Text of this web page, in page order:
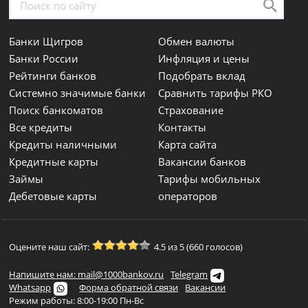
Банки Щигров
Банки России
Рейтинги банков
Системно значимые банки
Поиск банкоматов
Все кредиты
Кредиты наличными
Кредитные карты
Займы
Дебетовые карты
Обмен валюты
Инфляция и цены
Подобрать вклад
Сравнить тарифы РКО
Страхование
Контакты
Карта сайта
Вакансии банков
Тарифы мобильных
операторов
Оцените наш сайт: 4.5 из 5 (660 голосов)
Напишите нам: mail@1000bankov.ru
Telegram
Whatsapp
Форма обратной связи
Вакансии
Режим работы: 8:00-19:00 Пн-Вс